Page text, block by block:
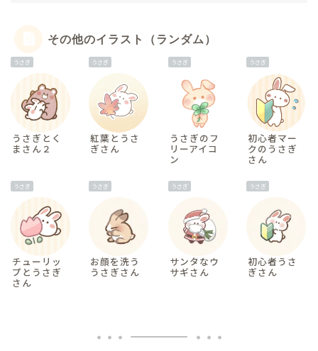
その他のイラスト（ランダム）
うさぎ
うさぎとく
まさん２
うさぎ
紅葉とうさ
ぎさん
うさぎ
うさぎのフ
リーアイコ
ン
うさぎ
初心者マー
クのうさぎ
さん
うさぎ
チューリッ
プとうさぎ
さん
うさぎ
お顔を洗う
うさぎさん
うさぎ
サンタなウ
サギさん
うさぎ
初心者うさ
ぎさん